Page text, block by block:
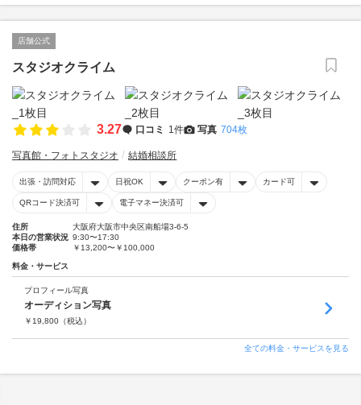
店舗公式
スタジオクライム
3.27 口コミ 1件 写真 704枚
写真館・フォトスタジオ 結婚相談所
出張・訪問対応 日祝OK クーポン有 カード可
QRコード決済可 電子マネー決済可
住所
大阪府大阪市中央区南船場3-6-5
本日の営業状況 9:30〜17:30
価格帯
￥13,200〜￥100,000
料金・サービス
プロフィール写真
オーディション写真
￥ 19,800 （税込）
全ての料金・サービスを見る